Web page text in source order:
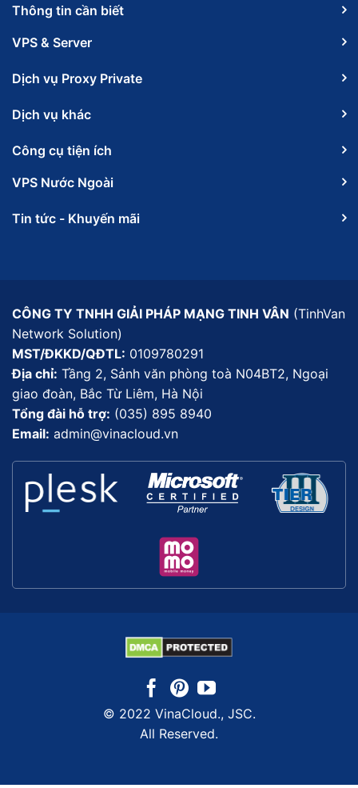
Thông tin cần biết
VPS & Server
Dịch vụ Proxy Private
Dịch vụ khác
Công cụ tiện ích
VPS Nước Ngoài
Tin tức - Khuyến mãi
CÔNG TY TNHH GIẢI PHÁP MẠNG TINH VÂN (TinhVan
Network Solution)
MST/ĐKKD/QĐTL: 0109780291
Địa chỉ: Tầng 2, Sảnh văn phòng toà N04BT2, Ngoại
giao đoàn, Bắc Từ Liêm, Hà Nội
Tổng đài hỗ trợ: (035) 895 8940
Email: admin@vinacloud.vn
© 2022 VinaCloud., JSC.
All Reserved.